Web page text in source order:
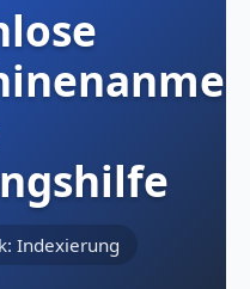
Indexierung